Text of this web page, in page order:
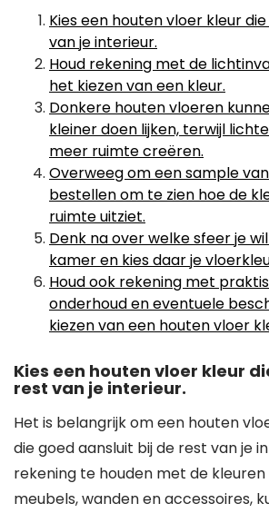
Kies een houten vloer kleur
van je interieur.
Houd rekening met de
het kiezen van een kleur.
Donkere houten vloeren
kleiner doen lijken, terwijl
meer ruimte creëren.
Overweeg om een sample
bestellen om te zien hoe de
ruimte uitziet.
Denk na over welke sfeer je
kamer en kies daar je
Houd ook rekening met
onderhoud en eventuele
kiezen van een houten vloer
Kies een houten vloer kleur
rest van je interieur.
Het is belangrijk om een houten
die goed aansluit bij de rest van je
rekening te houden met de kleuren
meubels, wanden en accessoires,